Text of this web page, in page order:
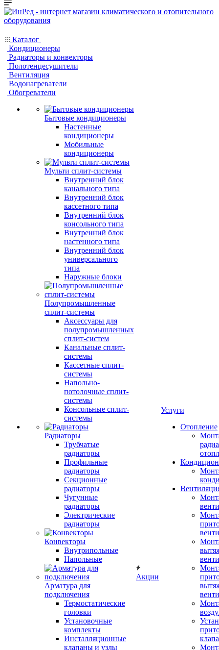
Каталог
Кондиционеры
Радиаторы и конвекторы
Полотенцесушители
Вентиляция
Водонагреватели
Обогреватели
Бытовые кондиционеры
Настенные
кондиционеры
Мобильные
кондиционеры
Мульти сплит-системы
Внутренний блок
канального типа
Внутренний блок
кассетного типа
Внутренний блок
консольного типа
Внутренний блок
настенного типа
Внутренний блок
универсального
типа
Наружные блоки
Полупромышленные
сплит-системы
Аксессуары для
полупромышленных
сплит-систем
Канальные сплит-
системы
Кассетные сплит-
системы
Напольно-
потолочные сплит-
системы
Консольные сплит-
системы
Радиаторы
Трубчатые
радиаторы
Профильные
радиаторы
Секционные
радиаторы
Чугунные
радиаторы
Электрические
радиаторы
Конвекторы
Внутрипольные
Напольные
Арматура для
подключения
Термостатические
головки
Установочные
комплекты
Инсталляционные
клапаны и узлы
Акции
Услуги
Отопление